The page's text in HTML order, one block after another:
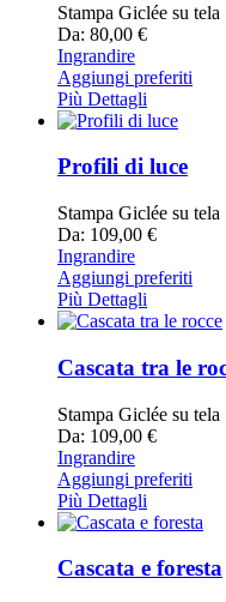
Stampa Giclée su tela
Da: 80,00 €
Ingrandire
Aggiungi preferiti
Più Dettagli
Profili di luce
Stampa Giclée su tela
Da: 109,00 €
Ingrandire
Aggiungi preferiti
Più Dettagli
Cascata tra le
Stampa Giclée su tela
Da: 109,00 €
Ingrandire
Aggiungi preferiti
Più Dettagli
Cascata e foresta